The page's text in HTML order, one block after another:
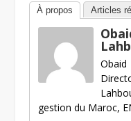
À propos Articles
gestion du Maroc,